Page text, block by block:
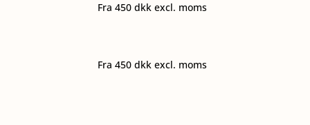
Fra 450 dkk excl. moms
Fra 450 dkk excl. moms